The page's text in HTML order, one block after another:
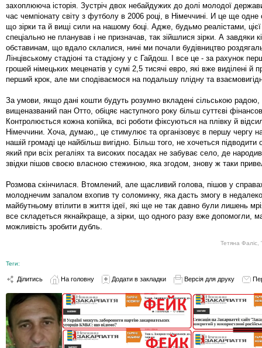
захоплююча історія. Зустріч двох небайдужих до долі молодої
час чемпіонату світу з футболу в 2006 році, в Німеччині. И це ще одне
що зірки та й вищі сили на нашому боці. Адже, будьмо реалістами, цієї
спеціально не планував і не призначав, так зійшлися зірки. А завдяки
обставинам, що вдало склалися, нині ми почали будівництво
Лінцівському стадіоні та стадіону у с Гайдош. І все це - за рахунок
грошей німецьких меценатів у сумі 2,5 тисячі евро, які вже виділені й
перший крок, але ми сподіваємося на подальшу плідну та
За умови, якщо дані кошти будуть розумно вкладені сільською радою,
вищеназваний пан Отто, обіцяє наступного року більш суттєві
Контролюється кожна копійка, всі роботи фіксуються на плівку й
Німеччини. Хоча, думаю,, це стимулює та організовує в першу чергу
нашій громаді це найбільш вигідно. Більш того, не хочеться підводити
який при всіх регаліях та високих посадах не забуває село, де
звідки пішов своєю власною стежиною, яка згодом, знову ж таки
Розмова скінчилася. Втомлений, але щасливий голова, пішов у
молоднечим запалом вхопив ту соломинку, яка дасть змогу в
майбутньому втілити в життя ідеї, які ще не так давно були лишень
все складеться якнайкраще, а зірки, що одного разу вже допомогли,
можливість зробити дубль.
Тетяна Фаліс,
Теги:
Ділитись На головну Додати в закладки Версія для друку